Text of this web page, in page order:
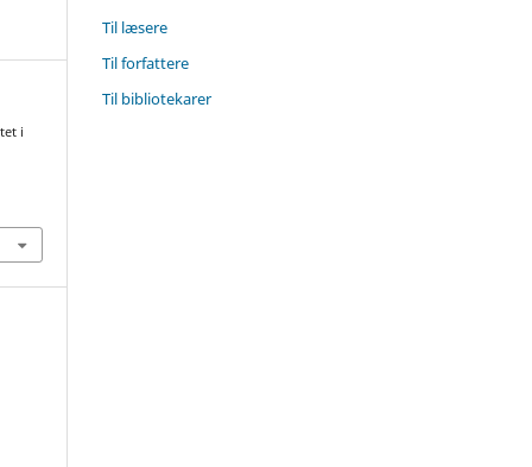
i
Til læsere
Til forfattere
Til bibliotekarer